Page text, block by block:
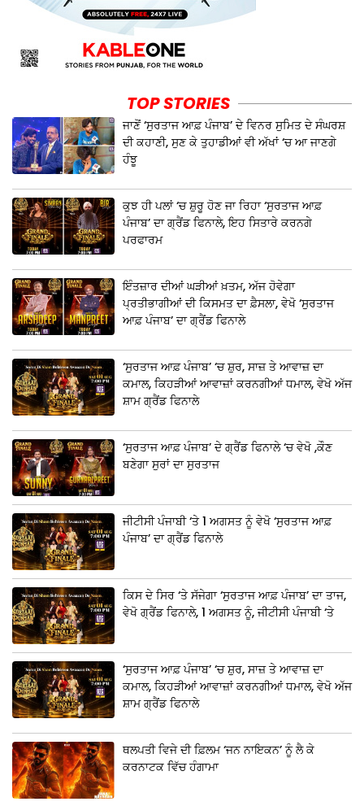
TOP STORIES
ਜਾਣੋਂ ‘ਸੁਰਤਾਜ ਆਫ਼ ਪੰਜਾਬ’ ਦੇ ਵਿਨਰ ਸੁਮਿਤ ਦੇ ਸੰਘਰਸ਼
ਦੀ ਕਹਾਣੀ, ਸੁਣ ਕੇ ਤੁਹਾਡੀਆਂ ਵੀ ਅੱਖਾਂ ‘ਚ ਆ ਜਾਣਗੇ
ਹੰਝੂ
ਕੁਝ ਹੀ ਪਲਾਂ ‘ਚ ਸ਼ੁਰੂ ਹੋਣ ਜਾ ਰਿਹਾ ‘ਸੁਰਤਾਜ ਆਫ਼
ਪੰਜਾਬ’ ਦਾ ਗ੍ਰੈਂਡ ਫਿਨਾਲੇ, ਇਹ ਸਿਤਾਰੇ ਕਰਨਗੇ
ਪਰਫਾਰਮ
ਇੰਤਜ਼ਾਰ ਦੀਆਂ ਘੜੀਆਂ ਖ਼ਤਮ, ਅੱਜ ਹੋਵੇਗਾ
ਪ੍ਰਤੀਭਾਗੀਆਂ ਦੀ ਕਿਸਮਤ ਦਾ ਫ਼ੈਸਲਾ, ਵੇਖੋ ‘ਸੁਰਤਾਜ
ਆਫ਼ ਪੰਜਾਬ’ ਦਾ ਗ੍ਰੈਂਡ ਫਿਨਾਲੇ
‘ਸੁਰਤਾਜ ਆਫ਼ ਪੰਜਾਬ’ ‘ਚ ਸ਼ੁਰ, ਸਾਜ਼ ਤੇ ਆਵਾਜ਼ ਦਾ
ਕਮਾਲ, ਕਿਹੜੀਆਂ ਆਵਾਜ਼ਾਂ ਕਰਨਗੀਆਂ ਧਮਾਲ, ਵੇਖੋ ਅੱਜ
ਸ਼ਾਮ ਗ੍ਰੈਂਡ ਫਿਨਾਲੇ
‘ਸੁਰਤਾਜ ਆਫ਼ ਪੰਜਾਬ’ ਦੇ ਗ੍ਰੈਂਡ ਫਿਨਾਲੇ ‘ਚ ਵੇਖੋ ,ਕੌਣ
ਬਣੇਗਾ ਸੁਰਾਂ ਦਾ ਸੁਰਤਾਜ
ਜੀਟੀਸੀ ਪੰਜਾਬੀ ‘ਤੇ 1 ਅਗਸਤ ਨੂੰ ਵੇਖੋ ‘ਸੁਰਤਾਜ ਆਫ਼
ਪੰਜਾਬ’ ਦਾ ਗ੍ਰੈਂਡ ਫਿਨਾਲੇ
ਕਿਸ ਦੇ ਸਿਰ ‘ਤੇ ਸੱਜੇਗਾ ‘ਸੁਰਤਾਜ ਆਫ਼ ਪੰਜਾਬ’ ਦਾ ਤਾਜ,
ਵੇਖੋ ਗ੍ਰੈਂਡ ਫਿਨਾਲੇ, 1 ਅਗਸਤ ਨੂੰ, ਜੀਟੀਸੀ ਪੰਜਾਬੀ ‘ਤੇ
‘ਸੁਰਤਾਜ ਆਫ਼ ਪੰਜਾਬ’ ‘ਚ ਸ਼ੁਰ, ਸਾਜ਼ ਤੇ ਆਵਾਜ਼ ਦਾ
ਕਮਾਲ, ਕਿਹੜੀਆਂ ਆਵਾਜ਼ਾਂ ਕਰਨਗੀਆਂ ਧਮਾਲ, ਵੇਖੋ ਅੱਜ
ਸ਼ਾਮ ਗ੍ਰੈਂਡ ਫਿਨਾਲੇ
ਥਲਪਤੀ ਵਿਜੇ ਦੀ ਫ਼ਿਲਮ ‘ਜਨ ਨਾਇਕਨ’ ਨੂੰ ਲੈ ਕੇ
ਕਰਨਾਟਕ ਵਿੱਚ ਹੰਗਾਮਾ